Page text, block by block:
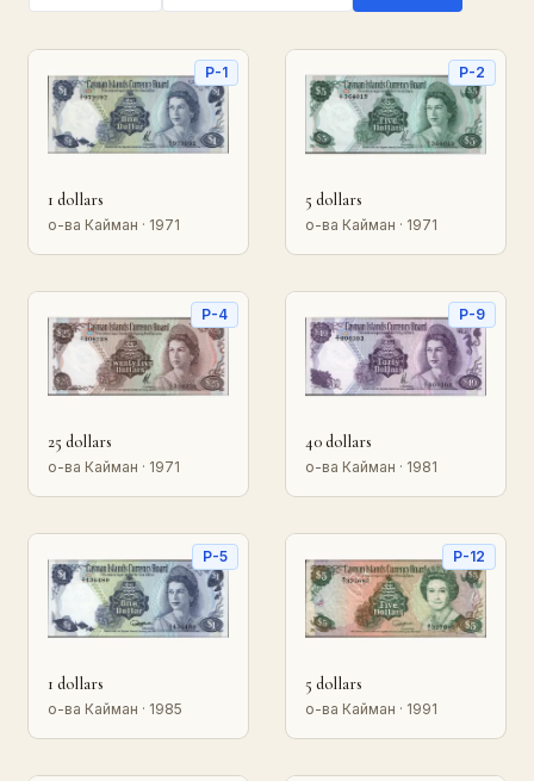
P-1
1 dollars
о-ва Кайман · 1971
P-2
5 dollars
о-ва Кайман · 1971
P-4
25 dollars
о-ва Кайман · 1971
P-9
40 dollars
о-ва Кайман · 1981
P-5
1 dollars
о-ва Кайман · 1985
P-12
5 dollars
о-ва Кайман · 1991